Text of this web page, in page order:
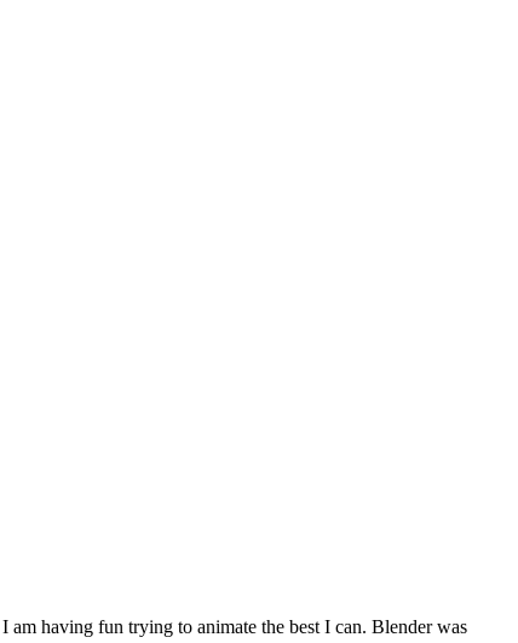
having fun trying to animate the best I can. Blender was